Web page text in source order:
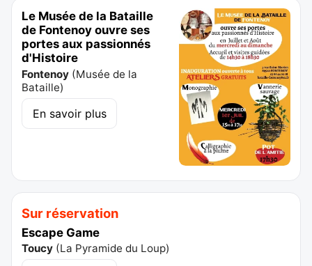
Le Musée de la Bataille
de Fontenoy ouvre ses
portes aux passionnés
d'Histoire
Fontenoy (Musée de la
Bataille)
En savoir plus
Sur réservation
Escape Game
Toucy (La Pyramide du Loup)